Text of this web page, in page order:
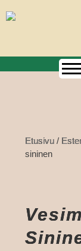
to
Etusivu/
sininen